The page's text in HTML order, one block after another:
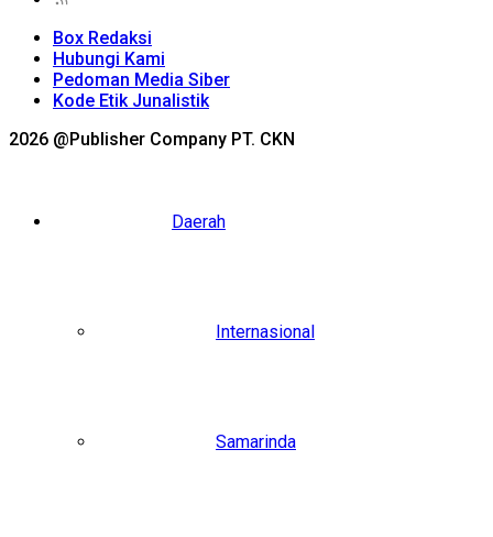
Box Redaksi
Hubungi Kami
Pedoman Media Siber
Kode Etik Junalistik
2026 @Publisher Company PT. CKN
Daerah
Internasional
Samarinda